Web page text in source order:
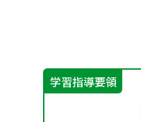
学習指導要領